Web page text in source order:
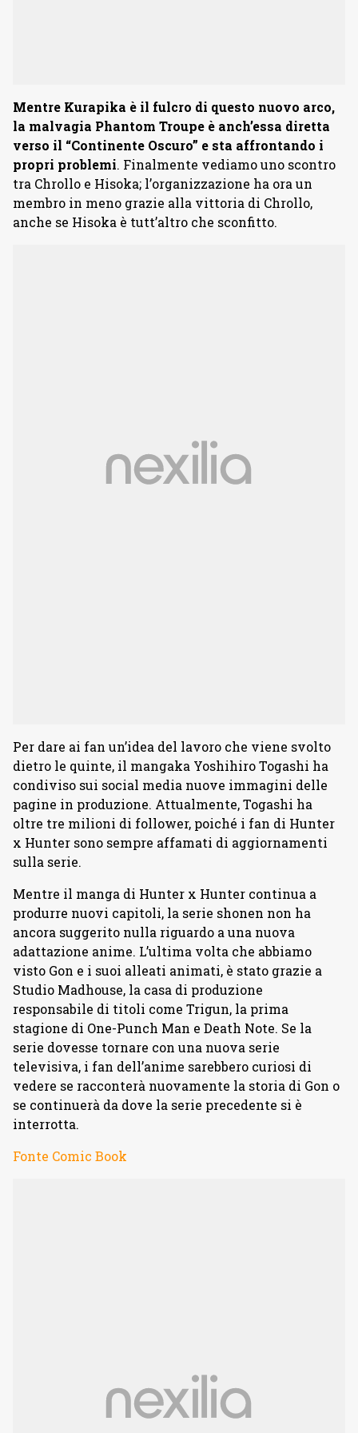
Mentre Kurapika è il fulcro di questo nuovo arco,
la malvagia Phantom Troupe è anch’essa diretta
verso il “Continente Oscuro” e sta affrontando i
propri problemi. Finalmente vediamo uno scontro
tra Chrollo e Hisoka; l’organizzazione ha ora un
membro in meno grazie alla vittoria di Chrollo,
anche se Hisoka è tutt’altro che sconfitto.
Per dare ai fan un’idea del lavoro che viene svolto
dietro le quinte, il mangaka Yoshihiro Togashi ha
condiviso sui social media nuove immagini delle
pagine in produzione. Attualmente, Togashi ha
oltre tre milioni di follower, poiché i fan di Hunter
x Hunter sono sempre affamati di aggiornamenti
sulla serie.
Mentre il manga di Hunter x Hunter continua a
produrre nuovi capitoli, la serie shonen non ha
ancora suggerito nulla riguardo a una nuova
adattazione anime. L’ultima volta che abbiamo
visto Gon e i suoi alleati animati, è stato grazie a
Studio Madhouse, la casa di produzione
responsabile di titoli come Trigun, la prima
stagione di One-Punch Man e Death Note. Se la
serie dovesse tornare con una nuova serie
televisiva, i fan dell’anime sarebbero curiosi di
vedere se racconterà nuovamente la storia di Gon o
se continuerà da dove la serie precedente si è
interrotta.
Fonte Comic Book